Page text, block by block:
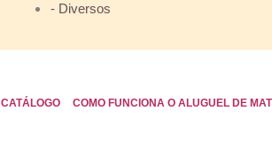
- Diversos
CATÁLOGO COMO FUNCIONA O ALUGUEL DE